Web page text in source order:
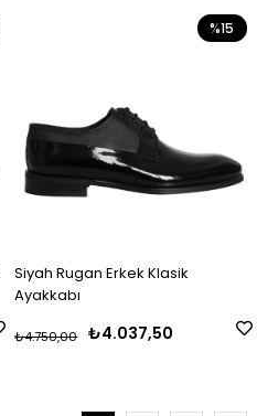
Siyah Rugan Erkek Klasik
Ayakkabı
₺4.037,50
₺4.750,00
%15